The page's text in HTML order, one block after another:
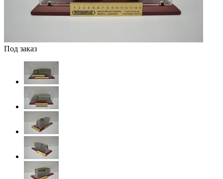
Под заказ